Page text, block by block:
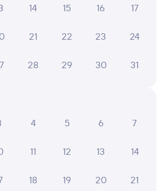
Ручей
14 15 16 17
21 22 23 24
28 29 30 31
4 5 6 7
11 12 13 14
18 19 20 21